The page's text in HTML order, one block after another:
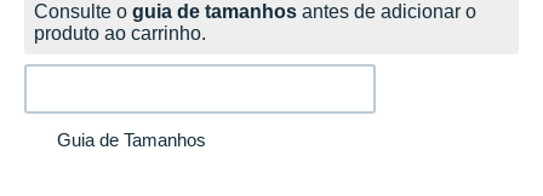
Consulte o guia de tamanhos antes de adicionar o
produto ao carrinho.
Guia de Tamanhos